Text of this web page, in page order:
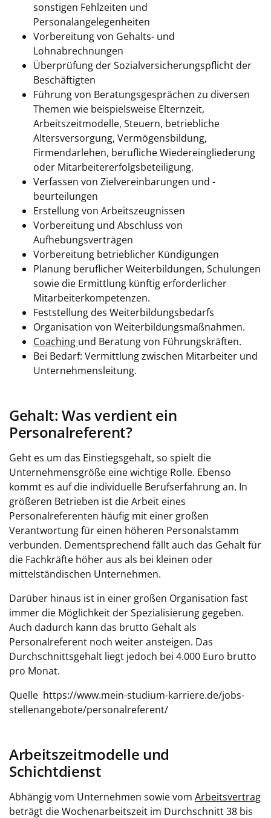
sonstigen Fehlzeiten und
Personalangelegenheiten
Vorbereitung von Gehalts- und
Lohnabrechnungen
Überprüfung der Sozialversicherungspflicht der
Beschäftigten
Führung von Beratungsgesprächen zu diversen
Themen wie beispielsweise Elternzeit,
Arbeitszeitmodelle, Steuern, betriebliche
Altersversorgung, Vermögensbildung,
Firmendarlehen, berufliche Wiedereingliederung
oder Mitarbeitererfolgsbeteiligung.
Verfassen von Zielvereinbarungen und -
beurteilungen
Erstellung von Arbeitszeugnissen
Vorbereitung und Abschluss von
Aufhebungsverträgen
Vorbereitung betrieblicher Kündigungen
Planung beruflicher Weiterbildungen, Schulungen
sowie die Ermittlung künftig erforderlicher
Mitarbeiterkompetenzen.
Feststellung des Weiterbildungsbedarfs
Organisation von Weiterbildungsmaßnahmen.
Coaching und Beratung von Führungskräften.
Bei Bedarf: Vermittlung zwischen Mitarbeiter und
Unternehmensleitung.
Gehalt: Was verdient ein
Personalreferent?
Geht es um das Einstiegsgehalt, so spielt die
Unternehmensgröße eine wichtige Rolle. Ebenso
kommt es auf die individuelle Berufserfahrung an. In
größeren Betrieben ist die Arbeit eines
Personalreferenten häufig mit einer großen
Verantwortung für einen höheren Personalstamm
verbunden. Dementsprechend fällt auch das Gehalt für
die Fachkräfte höher aus als bei kleinen oder
mittelständischen Unternehmen.
Darüber hinaus ist in einer großen Organisation fast
immer die Möglichkeit der Spezialisierung gegeben.
Auch dadurch kann das brutto Gehalt als
Personalreferent noch weiter ansteigen. Das
Durchschnittsgehalt liegt jedoch bei 4.000 Euro brutto
pro Monat.
Quelle https://www.mein-studium-karriere.de/jobs-
stellenangebote/personalreferent/
Arbeitszeitmodelle und
Schichtdienst
Abhängig vom Unternehmen sowie vom Arbeitsvertrag
beträgt die Wochenarbeitszeit im Durchschnitt 38 bis